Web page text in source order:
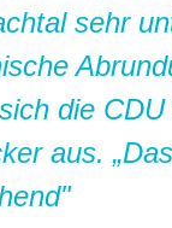
sehr
die
aus.